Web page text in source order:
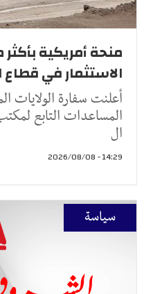
الاستثمار في
أعلنت سفارة
المساعدات التابع
ال
14:29 - 2026/08/08
سياسة